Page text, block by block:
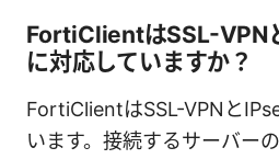
FortiClientはSSL-VPN
に対応していますか？
FortiClientはSSL-VPNと
います。接続するサーバー